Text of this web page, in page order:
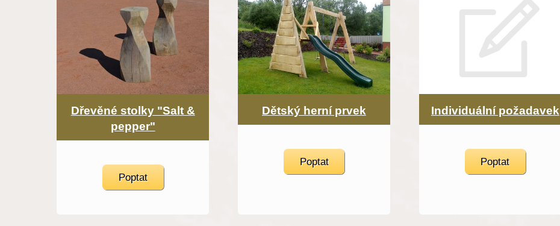
Dřevěné stolky "Salt &
pepper"
Poptat
Dětský herní prvek
Poptat
Individuální požadavek
Poptat